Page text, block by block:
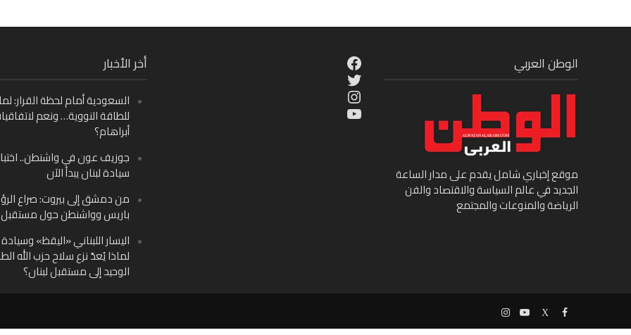
أخر الأخبار
السعودية أمام لحظة القرار:
للطاقة النووية… ونعم
أبراهام؟
جوزيف عون في واشنطن..
سيادة لبنان يبدأ الآن
من دمشق إلى بيروت: صراع
باريس وواشنطن حول مستقبل
اليسار اللبناني «اليقظ»
لماذا يُعدّ نزع سلاح حزب الله
الوحيد إلى مستقبل لبنان؟
Facebook
Twitter
Instagram
YouTube
الوطن العربي
موقع إخباري شامل يقدم على مدار الساعة
الجديد في عالم السياسة والاقتصاد والفن
الرياضة والمنوعات والمجتمع